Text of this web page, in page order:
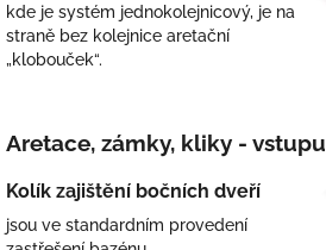
kde je systém jednokolejnicový, je na
straně bez kolejnice aretační
„klobouček“.
Aretace, zámky, kliky - vstupu
Kolík zajištění bočních dveří
jsou ve standardním provedení